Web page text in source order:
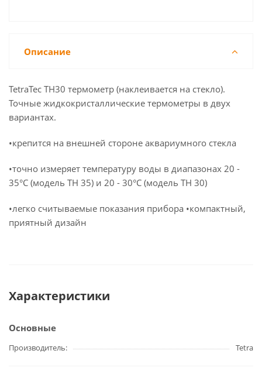
Описание
TetraTec TH30 термометр (наклеивается на стекло).
Точные жидкокристаллические термометры в двух
вариантах.
•крепится на внешней стороне аквариумного стекла
•точно измеряет температуру воды в диапазонах 20 -
35°С (модель ТН 35) и 20 - 30°С (модель ТН 30)
•легко считываемые показания прибора •компактный,
приятный дизайн
Характеристики
Основные
Производитель Tetra